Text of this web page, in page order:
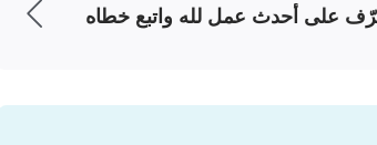
ذلك لأن عمل اليوم يتجلى في
لتطهير أولئك الذين خُلِقوا ثمّ عَمِلَ
كل نبتة وحيوان. الله يُطهِّر الأشياء
على أحدث عمل لله واتبع خطاه